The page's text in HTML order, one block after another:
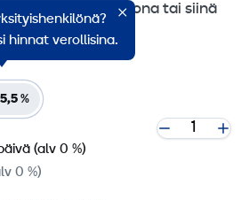
myös työtasona tai siinä
ja työkaluja.
hinnat verollisina.
%
(alv 0 %)
0 %)